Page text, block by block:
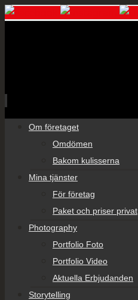
Om företaget
Omdömen
Bakom kulisserna
Mina tjänster
För företag
Paket och priser privat
Photography
Portfolio Foto
Portfolio Video
Aktuella Erbjudanden
Storytelling